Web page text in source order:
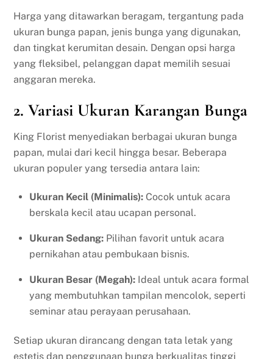
Harga yang ditawarkan beragam, tergantung pada
ukuran bunga papan, jenis bunga yang digunakan,
dan tingkat kerumitan desain. Dengan opsi harga
yang fleksibel, pelanggan dapat memilih sesuai
anggaran mereka.
2.Variasi Ukuran Karangan Bunga
King Florist menyediakan berbagai ukuran bunga
papan, mulai dari kecil hingga besar. Beberapa
ukuran populer yang tersedia antara lain:
Ukuran Kecil (Minimalis): Cocok untuk acara
berskala kecil atau ucapan personal.
Ukuran Sedang: Pilihan favorit untuk acara
pernikahan atau pembukaan bisnis.
Ukuran Besar (Megah): Ideal untuk acara formal
yang membutuhkan tampilan mencolok, seperti
seminar atau perayaan perusahaan.
Setiap ukuran dirancang dengan tata letak yang
estetis dan penggunaan bunga berkualitas tinggi